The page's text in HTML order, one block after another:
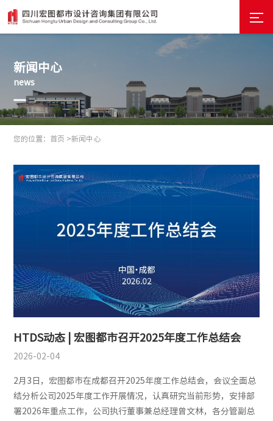
新闻中心
news
您的位置： 首页 >新闻中心
HTDS动态 | 宏图都市召开2025年度工作总结会
2026-02-04
2月3日，宏图都市在成都召开2025年度工作总结会，会议全面总
结分析公司2025年度工作开展情况，认真研究当前形势，安排部
署2026年重点工作，公司执行董事兼总经理曾文林，各分管副总